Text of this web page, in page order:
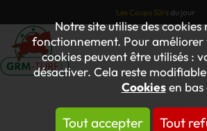
Notre site utilise des cookies
fonctionnement. Pour améliorer
cookies peuvent être utilisés :
désactiver. Cela reste
Cookiesen bas
Tout accepter Tout
Les Coups Sûrs du jour